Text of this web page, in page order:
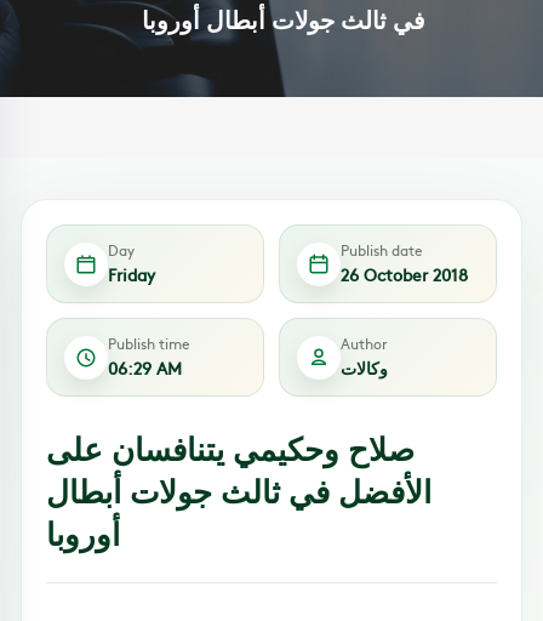
في ثالث جولات أبطال أوروبا
Day
Friday
Publish date
26 October 2018
Publish time
06:29 AM
Author
وكالات
صلاح وحكيمي يتنافسان على
الأفضل في ثالث جولات أبطال
أوروبا